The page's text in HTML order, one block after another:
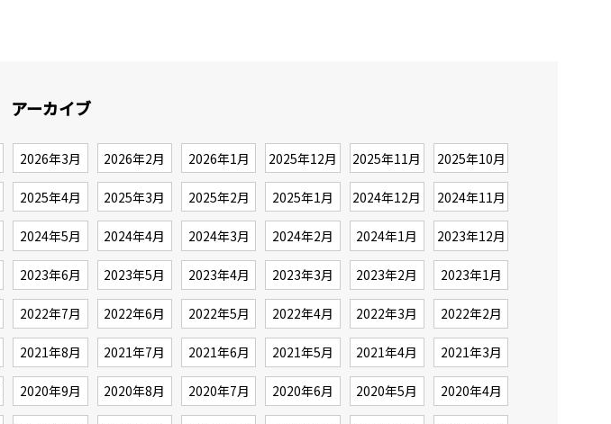
アーカイブ
2026年3月 2026年2月 2026年1月 2025年12月 2025年11月 2025年10月
2025年4月 2025年3月 2025年2月 2025年1月 2024年12月 2024年11月
2024年5月 2024年4月 2024年3月 2024年2月 2024年1月 2023年12月
2023年6月 2023年5月 2023年4月 2023年3月 2023年2月 2023年1月
2022年7月 2022年6月 2022年5月 2022年4月 2022年3月 2022年2月
2021年8月 2021年7月 2021年6月 2021年5月 2021年4月 2021年3月
2020年9月 2020年8月 2020年7月 2020年6月 2020年5月 2020年4月